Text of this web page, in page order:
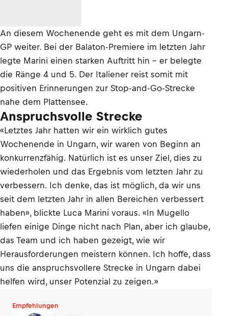
An diesem Wochenende geht es mit dem Ungarn-
GP weiter. Bei der Balaton-Premiere im letzten Jahr
legte Marini einen starken Auftritt hin – er belegte
die Ränge 4 und 5. Der Italiener reist somit mit
positiven Erinnerungen zur Stop-and-Go-Strecke
nahe dem Plattensee.
Anspruchsvolle Strecke
«Letztes Jahr hatten wir ein wirklich gutes
Wochenende in Ungarn, wir waren von Beginn an
konkurrenzfähig. Natürlich ist es unser Ziel, dies zu
wiederholen und das Ergebnis vom letzten Jahr zu
verbessern. Ich denke, das ist möglich, da wir uns
seit dem letzten Jahr in allen Bereichen verbessert
haben», blickte Luca Marini voraus. «In Mugello
liefen einige Dinge nicht nach Plan, aber ich glaube,
das Team und ich haben gezeigt, wie wir
Herausforderungen meistern können. Ich hoffe, dass
uns die anspruchsvollere Strecke in Ungarn dabei
helfen wird, unser Potenzial zu zeigen.»
Empfehlungen